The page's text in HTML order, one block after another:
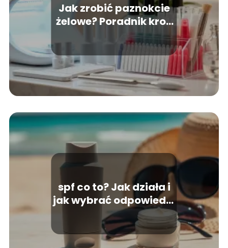
Jak zrobić paznokcie
żelowe? Poradnik krok
po kroku
spf co to? Jak działa i
jak wybrać odpowiedni
filtr